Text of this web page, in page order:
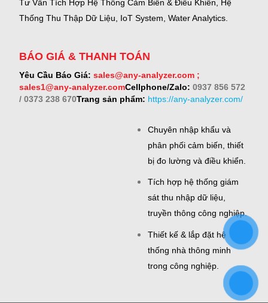
Tư Vấn Tích Hợp Hệ Thống Cảm Biến & Điều Khiển, Hệ
Thống Thu Thập Dữ Liệu, IoT System, Water Analytics.
BÁO GIÁ & THANH TOÁN
Yêu Cầu Báo Giá: sales@any-analyzer.com ;
sales1@any-analyzer.comCellphone/Zalo: 0937 856 572
/ 0373 238 670Trang sản phẩm: https://any-analyzer.com/
Chuyên nhập khẩu và
phân phối cảm biến, thiết
bị đo lường và điều khiển.
Tích hợp hệ thống giám
sát thu nhập dữ liệu,
truyền thông công nghiệp.
Thiết kế & lắp đặt hệ
thống nhà thông minh
trong công nghiệp.